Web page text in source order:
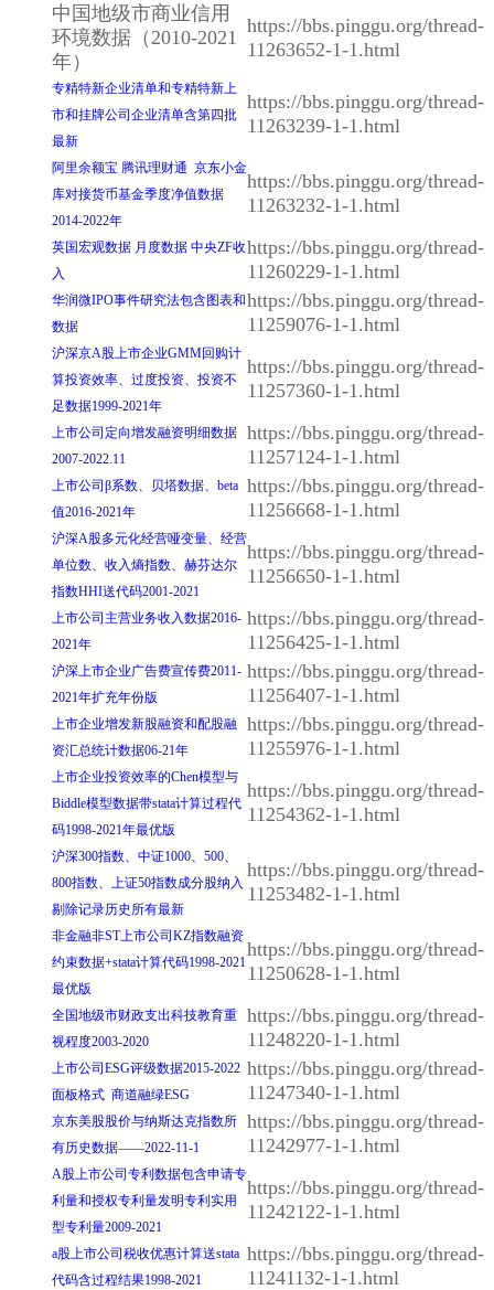
中国地级市商业信用
环境数据（2010-2021
年）
https://bbs.pinggu.org/thread-
11263652-1-1.html
专精特新企业清单和专精特新上
市和挂牌公司企业清单含第四批
最新
https://bbs.pinggu.org/thread-
11263239-1-1.html
阿里余额宝 腾讯理财通 京东小金
库对接货币基金季度净值数据
2014-2022年
https://bbs.pinggu.org/thread-
11263232-1-1.html
英国宏观数据 月度数据 中央ZF收
入
https://bbs.pinggu.org/thread-
11260229-1-1.html
华润微IPO事件研究法包含图表和
数据
https://bbs.pinggu.org/thread-
11259076-1-1.html
沪深京A股上市企业GMM回购计
算投资效率、过度投资、投资不
足数据1999-2021年
https://bbs.pinggu.org/thread-
11257360-1-1.html
上市公司定向增发融资明细数据
2007-2022.11
https://bbs.pinggu.org/thread-
11257124-1-1.html
上市公司β系数、贝塔数据、beta
值2016-2021年
https://bbs.pinggu.org/thread-
11256668-1-1.html
沪深A股多元化经营哑变量、经营
单位数、收入熵指数、赫芬达尔
指数HHI送代码2001-2021
https://bbs.pinggu.org/thread-
11256650-1-1.html
上市公司主营业务收入数据2016-
2021年
https://bbs.pinggu.org/thread-
11256425-1-1.html
沪深上市企业广告费宣传费2011-
2021年扩充年份版
https://bbs.pinggu.org/thread-
11256407-1-1.html
上市企业增发新股融资和配股融
资汇总统计数据06-21年
https://bbs.pinggu.org/thread-
11255976-1-1.html
上市企业投资效率的Chen模型与
Biddle模型数据带stata计算过程代
码1998-2021年最优版
https://bbs.pinggu.org/thread-
11254362-1-1.html
沪深300指数、中证1000、500、
800指数、上证50指数成分股纳入
剔除记录历史所有最新
https://bbs.pinggu.org/thread-
11253482-1-1.html
非金融非ST上市公司KZ指数融资
约束数据+stata计算代码1998-2021
最优版
https://bbs.pinggu.org/thread-
11250628-1-1.html
全国地级市财政支出科技教育重
视程度2003-2020
https://bbs.pinggu.org/thread-
11248220-1-1.html
上市公司ESG评级数据2015-2022
面板格式 商道融绿ESG
https://bbs.pinggu.org/thread-
11247340-1-1.html
京东美股股价与纳斯达克指数所
有历史数据——2022-11-1
https://bbs.pinggu.org/thread-
11242977-1-1.html
A股上市公司专利数据包含申请专
利量和授权专利量发明专利实用
型专利量2009-2021
https://bbs.pinggu.org/thread-
11242122-1-1.html
a股上市公司税收优惠计算送stata
代码含过程结果1998-2021
https://bbs.pinggu.org/thread-
11241132-1-1.html